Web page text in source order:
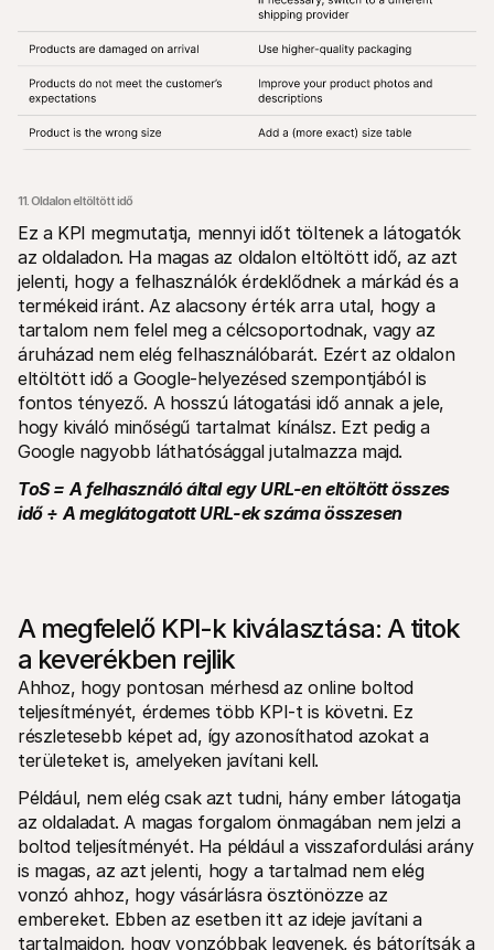
11. Oldalon eltöltött idő
Ez a KPI megmutatja, mennyi időt töltenek a látogatók
az oldaladon. Ha magas az oldalon eltöltött idő, az azt
jelenti, hogy a felhasználók érdeklődnek a márkád és a
termékeid iránt. Az alacsony érték arra utal, hogy a
tartalom nem felel meg a célcsoportodnak, vagy az
áruházad nem elég felhasználóbarát. Ezért az oldalon
eltöltött idő a Google-helyezésed szempontjából is
fontos tényező. A hosszú látogatási idő annak a jele,
hogy kiváló minőségű tartalmat kínálsz. Ezt pedig a
Google nagyobb láthatósággal jutalmazza majd.
ToS = A felhasználó által egy URL-en eltöltött összes
idő ÷ A meglátogatott URL-ek száma összesen
A megfelelő KPI-k kiválasztása: A titok
a keverékben rejlik
Ahhoz, hogy pontosan mérhesd az online boltod
teljesítményét, érdemes több KPI-t is követni. Ez
részletesebb képet ad, így azonosíthatod azokat a
területeket is, amelyeken javítani kell.
Például, nem elég csak azt tudni, hány ember látogatja
az oldaladat. A magas forgalom önmagában nem jelzi a
boltod teljesítményét. Ha például a visszafordulási arány
is magas, az azt jelenti, hogy a tartalmad nem elég
vonzó ahhoz, hogy vásárlásra ösztönözze az
embereket. Ebben az esetben itt az ideje javítani a
tartalmaidon, hogy vonzóbbak legyenek, és bátorítsák a